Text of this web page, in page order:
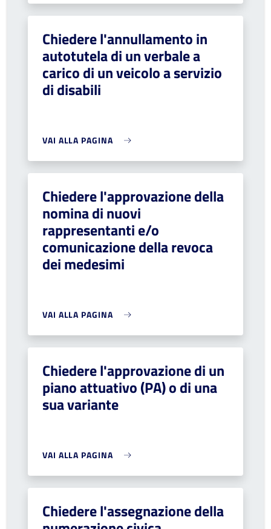
Chiedere l'annullamento in
autotutela di un verbale a
carico di un veicolo a servizio
di disabili
VAI ALLA PAGINA
Chiedere l'approvazione della
nomina di nuovi
rappresentanti e/o
comunicazione della revoca
dei medesimi
VAI ALLA PAGINA
Chiedere l'approvazione di un
piano attuativo (PA) o di una
sua variante
VAI ALLA PAGINA
Chiedere l'assegnazione della